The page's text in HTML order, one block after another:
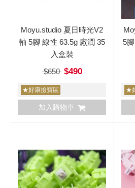
Moyu.studio 夏日時光V2
軸 5腳 線性 63.5g 廠潤 35
入盒裝
$650$490
★好康撿寶區
加入購物車
5
★